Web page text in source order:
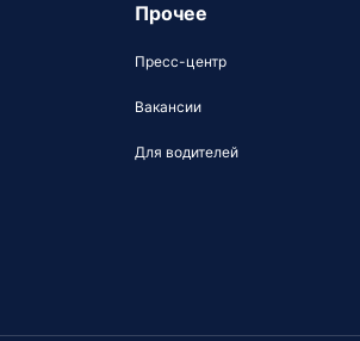
Прочее
Пресс-центр
Вакансии
Для водителей